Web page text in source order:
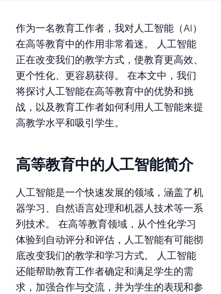
作为一名教育工作者，我对人工智能（AI）
在高等教育中的作用非常着迷。 人工智能
正在改变我们的教学方式，使教育更高效、
更个性化、更容易获得。 在本文中，我们
将探讨人工智能在高等教育中的优势和挑
战，以及教育工作者如何利用人工智能来提
高教学水平和吸引学生。
高等教育中的人工智能简介
人工智能是一个快速发展的领域，涵盖了机
器学习、自然语言处理和机器人技术等一系
列技术。 在高等教育领域，从个性化学习
体验到自动评分和评估，人工智能有可能彻
底改变我们的教学和学习方式。 人工智能
还能帮助教育工作者确定和满足学生的需
求，加强合作与交流，并为学生的表现和参